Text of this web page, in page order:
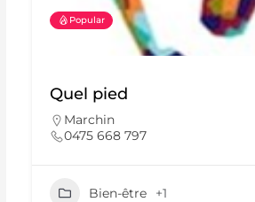
Popular
Quel pied
Marchin
0475 668 797
Bien-être +1